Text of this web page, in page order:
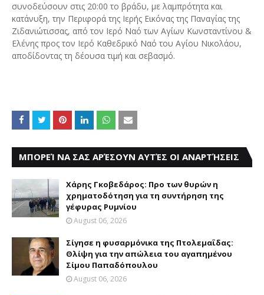
συνοδεύσουν στις 20:00 το βράδυ, με λαμπρότητα και
κατάνυξη, την Περιφορά της Ιερής Εικόνας της Παναγίας της
Ζιδανιώτισσας, από τον Ιερό Ναό των Αγίων Κωνσταντίνου &
Ελένης προς τον Ιερό Καθεδρικό Ναό του Αγίου Νικολάου,
αποδίδοντας τη δέουσα τιμή και σεβασμό.
ΜΠΟΡΕΊ ΝΑ ΣΑΣ ΑΡΈΣΟΥΝ ΑΥΤΈΣ ΟΙ ΑΝΑΡΤΉΣΕΙΣ
Χάρης Γκοβεδάρος: Προ των θυρών η
χρηματοδότηση για τη συντήρηση της
γέφυρας Ρυμνίου
August 06, 2026
Σίγησε η φυσαρμόνικα της Πτολεμαΐδας:
Θλίψη για την απώλεια του αγαπημένου
Σίμου Παπαδόπουλου
August 06, 2026